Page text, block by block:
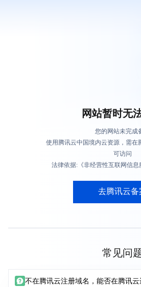
网站暂时无
您的网站未完成
使用腾讯云中国境内云资源，需在
可访问
法律依据:《非经营性互联网信息
去腾讯云备
常见问
不在腾讯云注册域名，能否在腾讯云